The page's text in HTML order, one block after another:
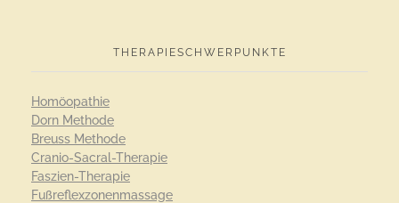
THERAPIESCHWERPUNKTE
Homöopathie
Dorn Methode
Breuss Methode
Cranio-Sacral-Therapie
Faszien-Therapie
Fußreflexzonenmassage